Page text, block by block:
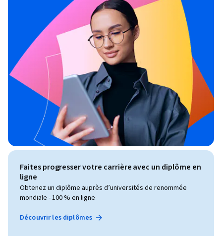
Faites progresser votre carrière avec un diplôme en
ligne
Obtenez un diplôme auprès d’universités de renommée
mondiale - 100 % en ligne
Découvrir les diplômes